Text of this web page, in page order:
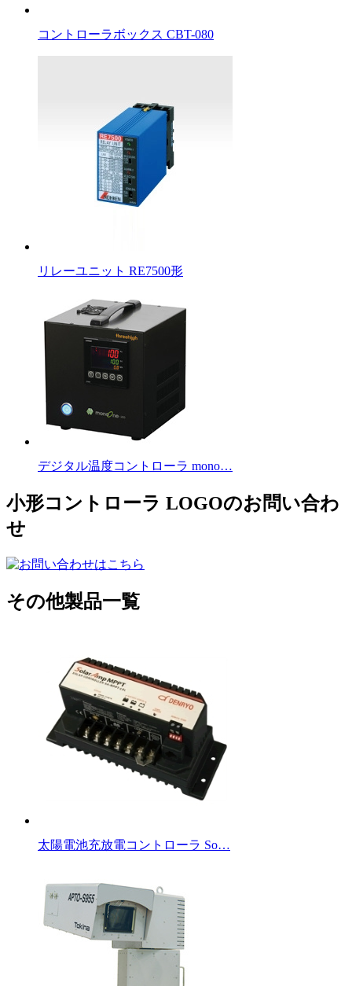
コントローラボックス CBT-080
リレーユニット RE7500形
デジタル温度コントローラ mono…
小形コントローラ LOGOのお問い合わ
せ
その他製品一覧
太陽電池充放電コントローラ So…